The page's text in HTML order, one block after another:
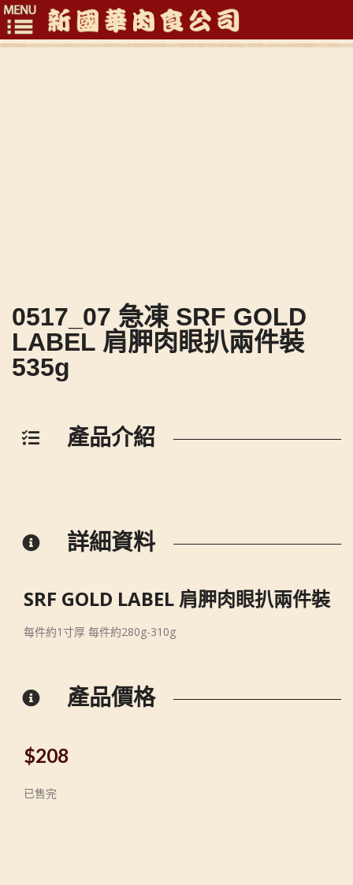
Toggle
0517_07 急凍 SRF GOLD
LABEL 肩胛肉眼扒兩件裝
535g
產品介紹
詳細資料
SRF GOLD LABEL 肩胛肉眼扒兩件裝
每件約1寸厚 每件約280g-310g
產品價格
$208
已售完